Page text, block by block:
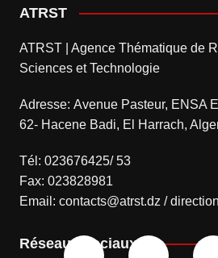
ATRST
ATRST | Agence Thématique de
Sciences et Technologie
Adresse: Avenue Pasteur, ENSA
62- Hacene Badi, El Harrach,
Tél: 023676425/ 53
Fax: 023828981
Email: contacts@atrst.dz /
Réseaux sociaux